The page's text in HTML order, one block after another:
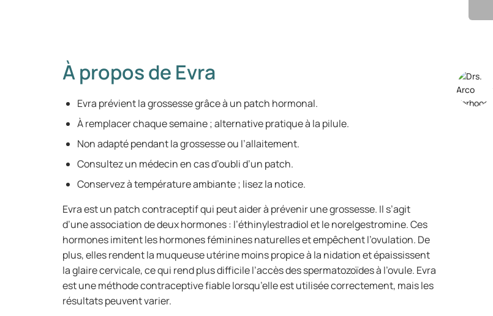
À propos de Evra
Evra prévient la grossesse grâce à un patch hormonal.
À remplacer chaque semaine ; alternative pratique à la pilule.
Non adapté pendant la grossesse ou l’allaitement.
Consultez un médecin en cas d’oubli d’un patch.
Conservez à température ambiante ; lisez la notice.
Evra est un patch contraceptif qui peut aider à prévenir une grossesse. Il s’agit
d’une association de deux hormones : l’éthinylestradiol et le norelgestromine. Ces
hormones imitent les hormones féminines naturelles et empêchent l’ovulation. De
plus, elles rendent la muqueuse utérine moins propice à la nidation et épaississent
la glaire cervicale, ce qui rend plus difficile l’accès des spermatozoïdes à l’ovule. Evra
est une méthode contraceptive fiable lorsqu’elle est utilisée correctement, mais les
résultats peuvent varier.